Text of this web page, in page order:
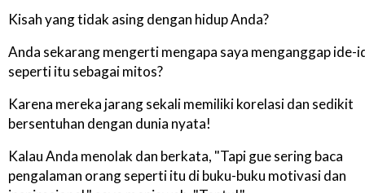
Kisah yang tidak asing dengan hidup Anda?
Anda sekarang mengerti mengapa saya menganggap ide-
seperti itu sebagai mitos?
Karena mereka jarang sekali memiliki korelasi dan sedikit
bersentuhan dengan dunia nyata!
Kalau Anda menolak dan berkata, "Tapi gue sering baca
pengalaman orang seperti itu di buku-buku motivasi dan